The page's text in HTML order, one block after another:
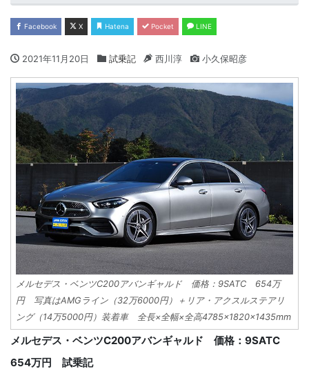
Facebook X Hatena Pocket LINE
2021年11月20日 試乗記 西川淳 小久保昭彦
メルセデス・ベンツC200アバンギャルド 価格：9SATC 654万
円 写真はAMGライン（32万6000円）＋リア・アクスルステアリ
ング（14万5000円）装着車 全長×全幅×全高4785×1820×1435mm
メルセデス・ベンツC200アバンギャルド 価格：9SATC
654万円 試乗記